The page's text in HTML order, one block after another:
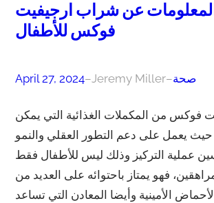
المعلومات عن شراب ارجيفيت
فوكس للأطفال
April 27, 2024–Jeremy Miller–صحة
فوكس من المكملات الغذائية التي يمكن
حيث يعمل على دعم التطور العقلي والنمو
عملية التركيز وذلك ليس للأطفال فقط
فهو يمتاز باحتوائه على العديد من
الأمينية وأيضا المعادن التي تساعد